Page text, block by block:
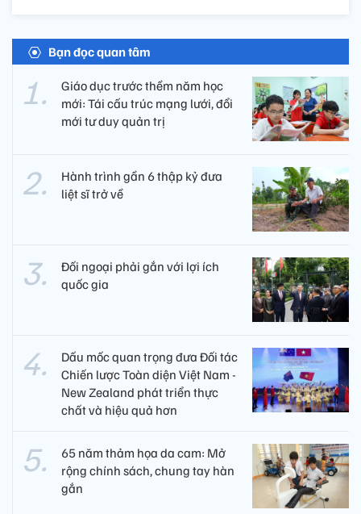
Bạn đọc quan tâm
Giáo dục trước thềm năm học
mới: Tái cấu trúc mạng lưới, đổi
mới tư duy quản trị
Hành trình gần 6 thập kỷ đưa
liệt sĩ trở về
Đối ngoại phải gắn với lợi ích
quốc gia
Dấu mốc quan trọng đưa Đối tác
Chiến lược Toàn diện Việt Nam -
New Zealand phát triển thực
chất và hiệu quả hơn
65 năm thảm họa da cam: Mở
rộng chính sách, chung tay hàn
gắn